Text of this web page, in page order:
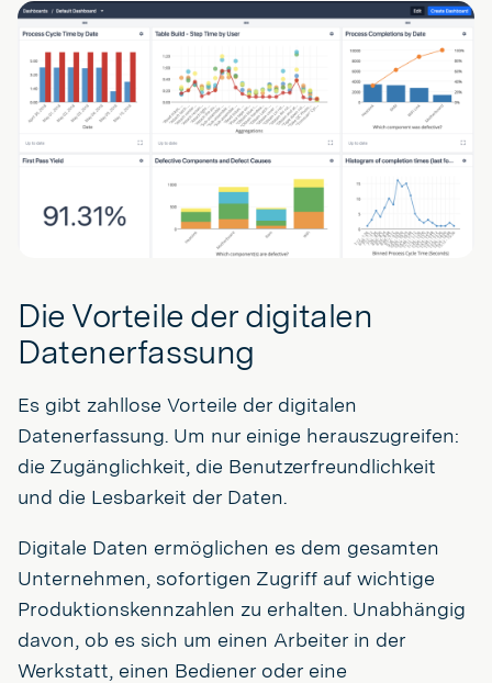
Die Vorteile der digitalen
Datenerfassung
Es gibt zahllose Vorteile der digitalen
Datenerfassung. Um nur einige herauszugreifen:
die Zugänglichkeit, die Benutzerfreundlichkeit
und die Lesbarkeit der Daten.
Digitale Daten ermöglichen es dem gesamten
Unternehmen, sofortigen Zugriff auf wichtige
Produktionskennzahlen zu erhalten. Unabhängig
davon, ob es sich um einen Arbeiter in der
Werkstatt, einen Bediener oder eine